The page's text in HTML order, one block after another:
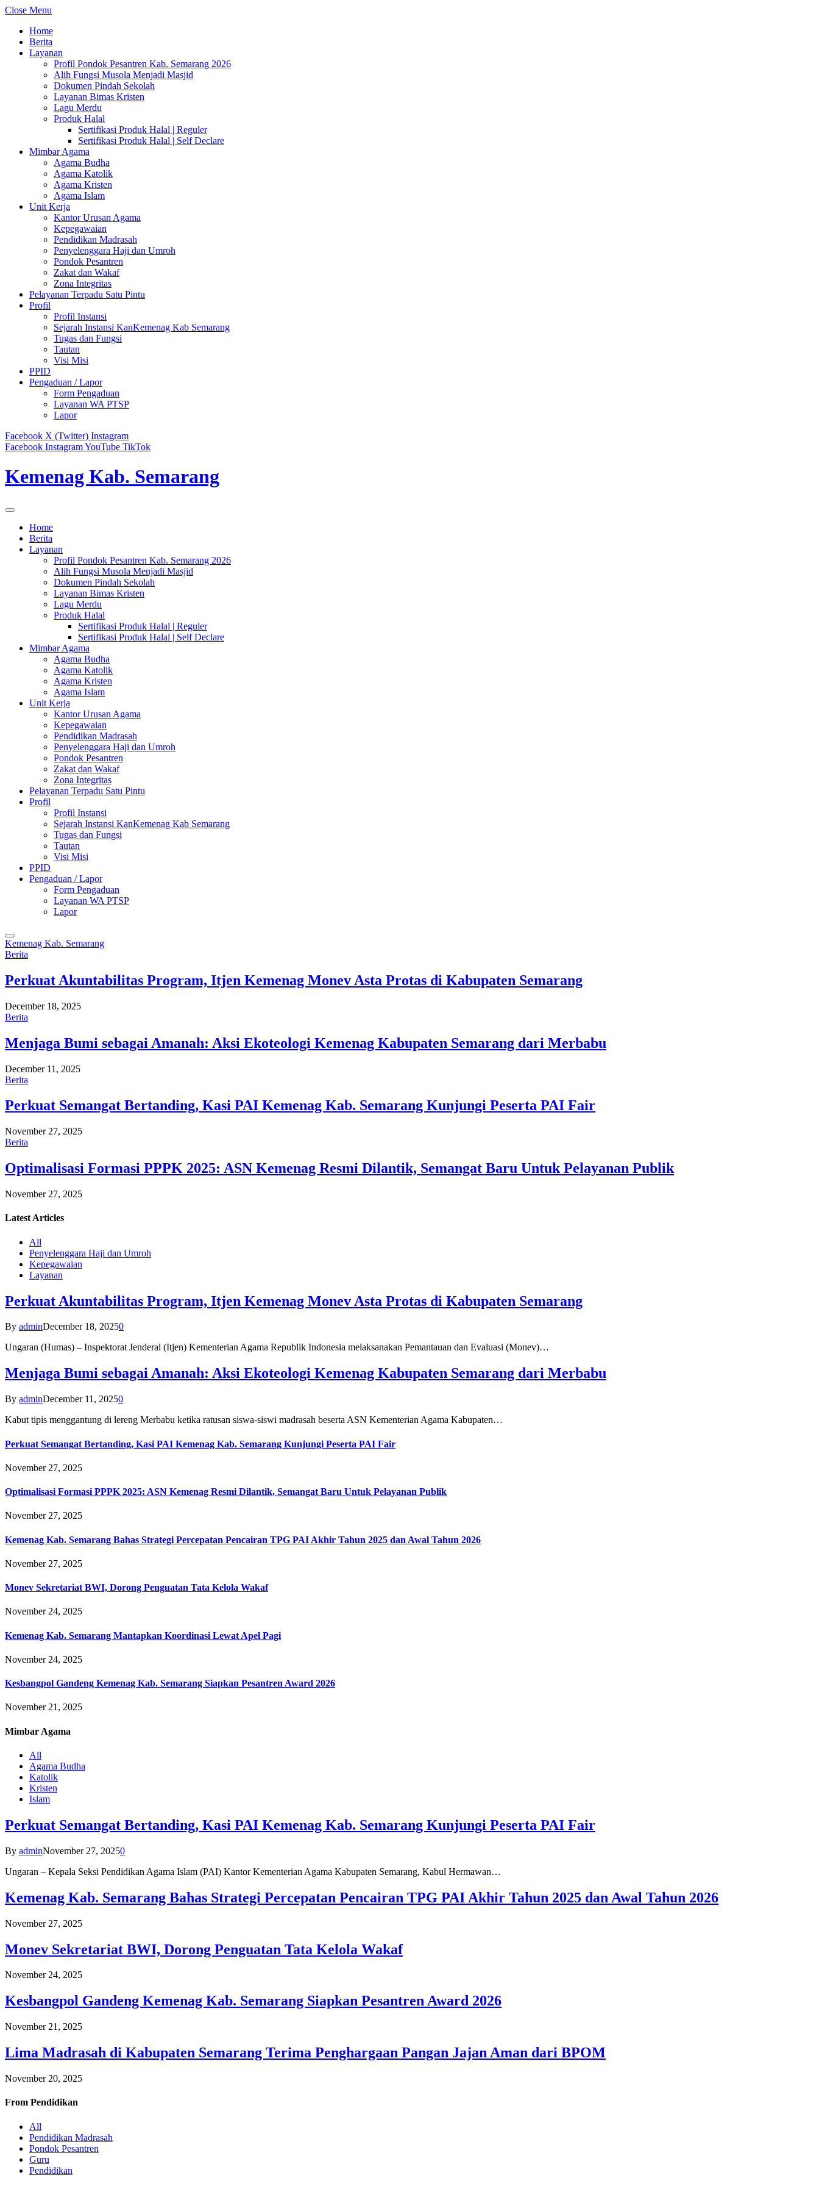
Close Menu
Home
Berita
Layanan
Profil Pondok Pesantren Kab. Semarang 2026
Alih Fungsi Musola Menjadi Masjid
Dokumen Pindah Sekolah
Layanan Bimas Kristen
Lagu Merdu
Produk Halal
Sertifikasi Produk Halal | Reguler
Sertifikasi Produk Halal | Self Declare
Mimbar Agama
Agama Budha
Agama Katolik
Agama Kristen
Agama Islam
Unit Kerja
Kantor Urusan Agama
Kepegawaian
Pendidikan Madrasah
Penyelenggara Haji dan Umroh
Pondok Pesantren
Zakat dan Wakaf
Zona Integritas
Pelayanan Terpadu Satu Pintu
Profil
Profil Instansi
Sejarah Instansi KanKemenag Kab Semarang
Tugas dan Fungsi
Tautan
Visi Misi
PPID
Pengaduan / Lapor
Form Pengaduan
Layanan WA PTSP
Lapor
Facebook X (Twitter) Instagram
Facebook InstagramYouTube TikTok
Kemenag Kab. Semarang
Home
Berita
Layanan
Profil Pondok Pesantren Kab. Semarang 2026
Alih Fungsi Musola Menjadi Masjid
Dokumen Pindah Sekolah
Layanan Bimas Kristen
Lagu Merdu
Produk Halal
Sertifikasi Produk Halal | Reguler
Sertifikasi Produk Halal | Self Declare
Mimbar Agama
Agama Budha
Agama Katolik
Agama Kristen
Agama Islam
Unit Kerja
Kantor Urusan Agama
Kepegawaian
Pendidikan Madrasah
Penyelenggara Haji dan Umroh
Pondok Pesantren
Zakat dan Wakaf
Zona Integritas
Pelayanan Terpadu Satu Pintu
Profil
Profil Instansi
Sejarah Instansi KanKemenag Kab Semarang
Tugas dan Fungsi
Tautan
Visi Misi
PPID
Pengaduan / Lapor
Form Pengaduan
Layanan WA PTSP
Lapor
Kemenag Kab. Semarang
Berita
Perkuat Akuntabilitas Program, Itjen Kemenag Monev Asta Protas di Kabupaten Semarang
December 18, 2025
Berita
Menjaga Bumi sebagai Amanah: Aksi Ekoteologi Kemenag Kabupaten Semarang dari Merbabu
December 11, 2025
Berita
Perkuat Semangat Bertanding, Kasi PAI Kemenag Kab. Semarang Kunjungi Peserta PAI Fair
November 27, 2025
Berita
Optimalisasi Formasi PPPK 2025: ASN Kemenag Resmi Dilantik, Semangat Baru Untuk Pelayanan Publik
November 27, 2025
Latest Articles
All
Penyelenggara Haji dan Umroh
Kepegawaian
Layanan
Perkuat Akuntabilitas Program, Itjen Kemenag Monev Asta Protas di Kabupaten Semarang
By adminDecember 18, 20250
Ungaran (Humas) – Inspektorat Jenderal (Itjen) Kementerian Agama Republik Indonesia melaksanakan Pemantauan dan Evaluasi (Monev)…
Menjaga Bumi sebagai Amanah: Aksi Ekoteologi Kemenag Kabupaten Semarang dari Merbabu
By adminDecember 11, 20250
Kabut tipis menggantung di lereng Merbabu ketika ratusan siswa-siswi madrasah beserta ASN Kementerian Agama Kabupaten…
Perkuat Semangat Bertanding, Kasi PAI Kemenag Kab. Semarang Kunjungi Peserta PAI Fair
November 27, 2025
Optimalisasi Formasi PPPK 2025: ASN Kemenag Resmi Dilantik, Semangat Baru Untuk Pelayanan Publik
November 27, 2025
Kemenag Kab. Semarang Bahas Strategi Percepatan Pencairan TPG PAI Akhir Tahun 2025 dan Awal Tahun 2026
November 27, 2025
Monev Sekretariat BWI, Dorong Penguatan Tata Kelola Wakaf
November 24, 2025
Kemenag Kab. Semarang Mantapkan Koordinasi Lewat Apel Pagi
November 24, 2025
Kesbangpol Gandeng Kemenag Kab. Semarang Siapkan Pesantren Award 2026
November 21, 2025
Mimbar Agama
All
Agama Budha
Katolik
Kristen
Islam
Perkuat Semangat Bertanding, Kasi PAI Kemenag Kab. Semarang Kunjungi Peserta PAI Fair
By adminNovember 27, 20250
Ungaran – Kepala Seksi Pendidikan Agama Islam (PAI) Kantor Kementerian Agama Kabupaten Semarang, Kabul Hermawan…
Kemenag Kab. Semarang Bahas Strategi Percepatan Pencairan TPG PAI Akhir Tahun 2025 dan Awal Tahun 2026
November 27, 2025
Monev Sekretariat BWI, Dorong Penguatan Tata Kelola Wakaf
November 24, 2025
Kesbangpol Gandeng Kemenag Kab. Semarang Siapkan Pesantren Award 2026
November 21, 2025
Lima Madrasah di Kabupaten Semarang Terima Penghargaan Pangan Jajan Aman dari BPOM
November 20, 2025
From Pendidikan
All
Pendidikan Madrasah
Pondok Pesantren
Guru
Pendidikan